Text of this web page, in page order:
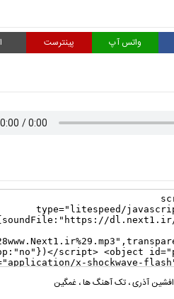
واتس آپ پینترست
افشین آذری، تک آهنگ ها، غمگین